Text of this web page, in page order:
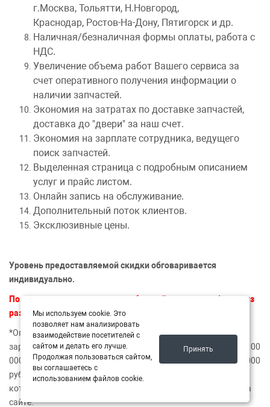
г.Москва, Тольятти, Н.Новгород,
Краснодар, Ростов-На-Дону, Пятигорск и др.
Наличная/безналичная формы оплаты, работа с
НДС.
Увеличение объема работ Вашего сервиса за
счет оперативного получения информации о
наличии запчастей.
Экономия на затратах по доставке запчастей,
доставка до "двери" за наш счет.
Экономия на зарплате сотрудника, ведущего
поиск запчастей.
Выделенная страница с подробным описанием
услуг и прайс листом.
Онлайн запись на обслуживание.
Дополнительный поток клиентов.
Эксклюзивные цены.
Уровень предоставляемой скидки обговаривается
индивидуально.
По вопросам сотрудничества обращайтесь по телефонам из
раздела КОНТАКТЫ.
*Оптовым клиентом считается пользователь
зарегистрированный как юр.лицо и с оборотом закупок от 100
000 руб. в месяц. Для оптовых клиентов с оборотом от 500 000
руб. в месяц доступны дополнительные оптовые прайсы,
которые не видны обычному пользователю при проценке на
сайте.
Мы используем cookie. Это
позволяет нам анализировать
взаимодействие посетителей с
сайтом и делать его лучше.
Продолжая пользоваться сайтом,
вы соглашаетесь с
использованием файлов cookie.
Принять